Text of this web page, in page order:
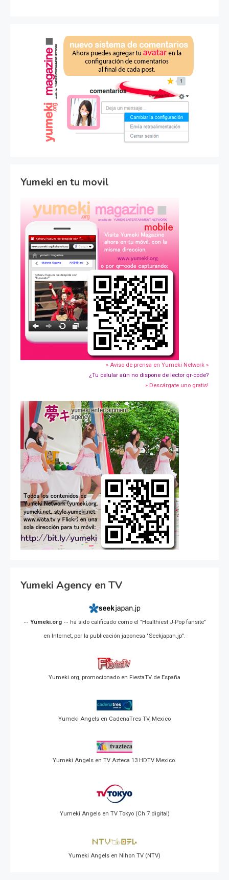
Yumeki en tu movil
» Aviso de prensa en Yumeki Network »
¿Tu celular aún no dispone de lector qr-code?
» Descárgate uno gratis!
Yumeki Agency en TV
-- Yumeki.org -- ha sido calificado como el "Healthiest J-Pop fansite"
en Internet, por la publicación japonesa "Seekjapan.jp".
Yumeki.org, promocionado en FiestaTV de España
Yumeki Angels en CadenaTres TV, Mexico
Yumeki Angels en TV Azteca 13 HDTV Mexico.
Yumeki Angels en TV Tokyo (Ch 7 digital)
Yumeki Angels en Nihon TV (NTV)